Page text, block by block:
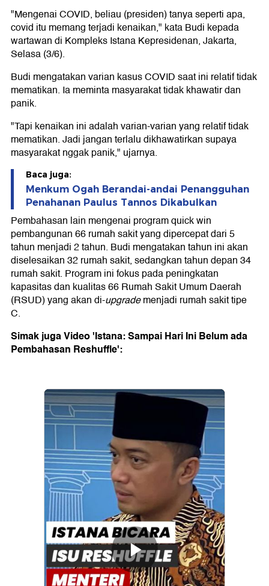
"Mengenai COVID, beliau (presiden) tanya seperti apa,
covid itu memang terjadi kenaikan," kata Budi kepada
wartawan di Kompleks Istana Kepresidenan, Jakarta,
Selasa (3/6).
Budi mengatakan varian kasus COVID saat ini relatif tidak
mematikan. Ia meminta masyarakat tidak khawatir dan
panik.
"Tapi kenaikan ini adalah varian-varian yang relatif tidak
mematikan. Jadi jangan terlalu dikhawatirkan supaya
masyarakat nggak panik," ujarnya.
Baca juga:
Menkum Ogah Berandai-andai Penangguhan
Penahanan Paulus Tannos Dikabulkan
Pembahasan lain mengenai program quick win
pembangunan 66 rumah sakit yang dipercepat dari 5
tahun menjadi 2 tahun. Budi mengatakan tahun ini akan
diselesaikan 32 rumah sakit, sedangkan tahun depan 34
rumah sakit. Program ini fokus pada peningkatan
kapasitas dan kualitas 66 Rumah Sakit Umum Daerah
(RSUD) yang akan di-upgrademenjadi rumah sakit tipe
C.
Simak juga Video 'Istana: Sampai Hari Ini Belum ada
Pembahasan Reshuffle':